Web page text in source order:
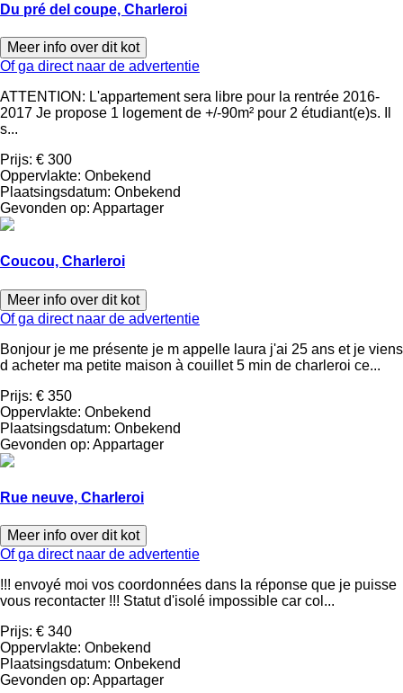
Du pré del coupe, Charleroi
Meer info over dit kot
Of ga direct naar de advertentie
ATTENTION: L'appartement sera libre pour la rentrée 2016-
2017 Je propose 1 logement de +/-90m² pour 2 étudiant(e)s. Il
s...
Prijs: € 300
Oppervlakte: Onbekend
Plaatsingsdatum: Onbekend
Gevonden op: Appartager
Coucou, Charleroi
Meer info over dit kot
Of ga direct naar de advertentie
Bonjour je me présente je m appelle laura j'ai 25 ans et je viens
d acheter ma petite maison à couillet 5 min de charleroi ce...
Prijs: € 350
Oppervlakte: Onbekend
Plaatsingsdatum: Onbekend
Gevonden op: Appartager
Rue neuve, Charleroi
Meer info over dit kot
Of ga direct naar de advertentie
!!! envoyé moi vos coordonnées dans la réponse que je puisse
vous recontacter !!! Statut d'isolé impossible car col...
Prijs: € 340
Oppervlakte: Onbekend
Plaatsingsdatum: Onbekend
Gevonden op: Appartager